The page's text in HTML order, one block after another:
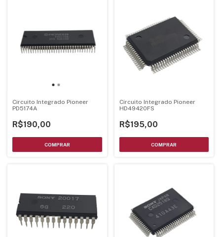
Circuito Integrado Pioneer
PD5174A
R$190,00
Circuito Integrado Pioneer
HD49420FS
R$195,00